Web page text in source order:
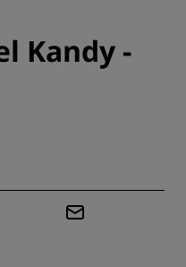
Kandy -